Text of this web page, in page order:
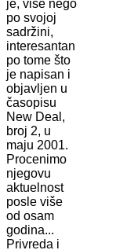
je, više nego
po svojoj
sadržini,
interesantan
po tome što
je napisan i
objavljen u
časopisu
New Deal,
broj 2, u
maju 2001.
Procenimo
njegovu
aktuelnost
posle više
od osam
godina...
Privreda i